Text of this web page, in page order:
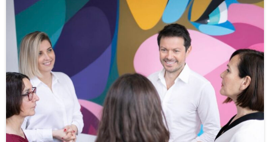
ATTENDEZ, UNE DERNIÈRE CHOSE AVANT DE PARTIR
DIAGNOSTIC GRATUIT · SANS ENGAGEMENT